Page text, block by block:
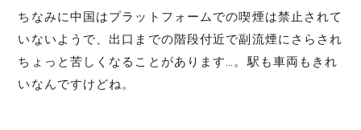
ちなみに中国はプラットフォームでの喫煙は禁止されて
いないようで、出口までの階段付近で副流煙にさらされ
ちょっと苦しくなることがあります…。駅も車両もきれ
いなんですけどね。